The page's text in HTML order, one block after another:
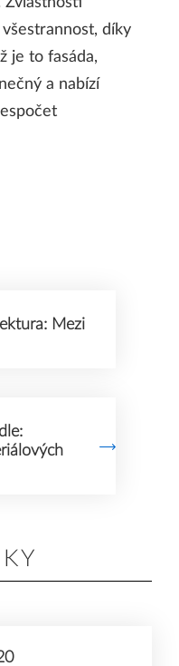
díky
je to fasáda,
a nabízí
Mezi